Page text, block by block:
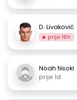
D. Livaković
prije 18h
Noah Nsoki
prije 1d